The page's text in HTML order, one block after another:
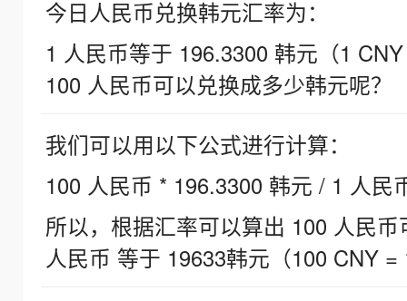
今日人民币兑换韩元汇率为：
1 人民币等于 196.3300 韩元（1
100 人民币可以兑换成多少韩元呢？
我们可以用以下公式进行计算：
100 人民币 * 196.3300 韩元 / 1 人民
所以，根据汇率可以算出 100 人民
人民币 等于 19633韩元（100 CNY =